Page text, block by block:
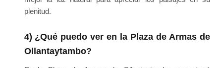
plenitud.
4) ¿Qué puedo ver en la Plaza de Armas de
Ollantaytambo?